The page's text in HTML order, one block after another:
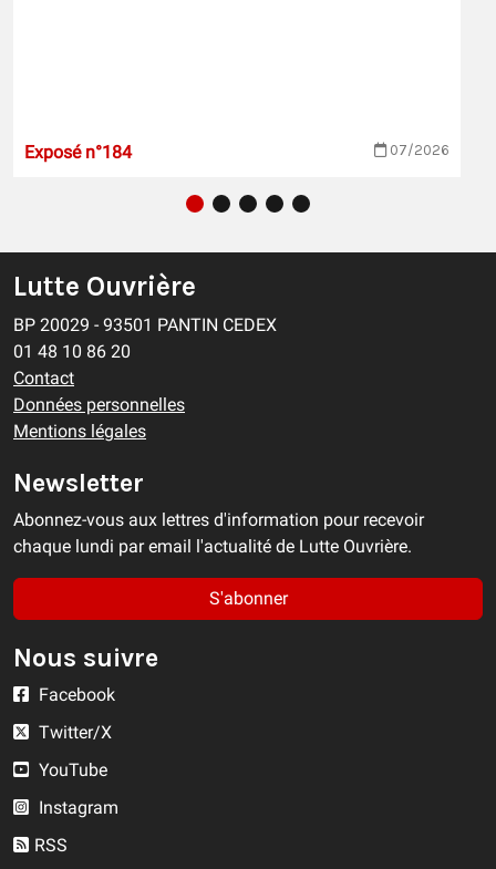
Exposé n°184 07/2026
Lutte Ouvrière
BP 20029 - 93501 PANTIN CEDEX
01 48 10 86 20
Contact
Données personnelles
Mentions légales
Newsletter
Abonnez-vous aux lettres d'information pour recevoir
chaque lundi par email l'actualité de Lutte Ouvrière.
S'abonner
Nous suivre
Facebook
Twitter/X
YouTube
Instagram
RSS